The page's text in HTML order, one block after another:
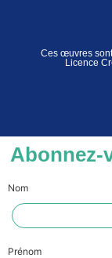
Ces œuvres
Licence
Abonnez-
Nom
Prénom